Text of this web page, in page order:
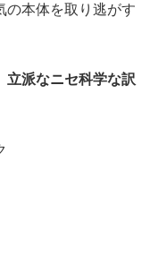
の本体を取り逃がす
立派なニセ科学な訳